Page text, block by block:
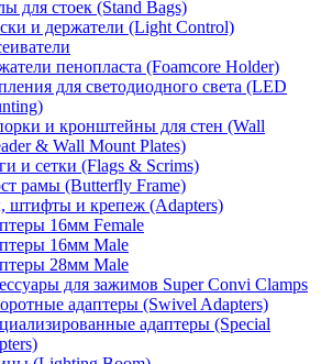
для стоек (Stand Bags)
и держатели (Light Control)
пенопласта (Foamcore Holder)
для светодиодного света (LED
и кронштейны для стен (Wall
& Wall Mount Plates)
и сетки (Flags & Scrims)
рамы (Butterfly Frame)
штифты и крепеж (Adapters)
16мм Female
16мм Male
28мм Male
для зажимов Super Convi Clamps
адаптеры (Swivel Adapters)
адаптеры (Special